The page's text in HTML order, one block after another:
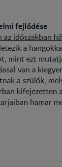
fejlődése
az időszakban
a
mint ezt
van a
a szülők,
hamar